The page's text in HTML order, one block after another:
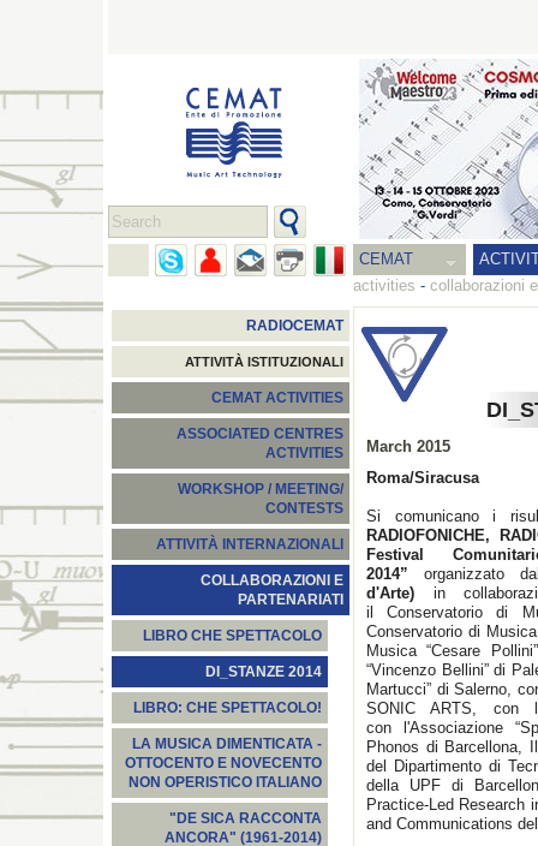
CEMAT
activities - collaborazioni
RADIOCEMAT
ATTIVITÀ ISTITUZIONALI
CEMAT ACTIVITIES
ASSOCIATED CENTRES
ACTIVITIES
WORKSHOP / MEETING/
CONTESTS
ATTIVITÀ INTERNAZIONALI
COLLABORAZIONI E
PARTENARIATI
LIBRO CHE SPETTACOLO
DI_STANZE 2014
LIBRO: CHE SPETTACOLO!
LA MUSICA DIMENTICATA -
OTTOCENTO E NOVECENTO
NON OPERISTICO ITALIANO
"DE SICA RACCONTA
ANCORA" (1961-2014)
March 2015
Roma/Siracusa
Si comunicano i
RADIOFONICHE,
Festival
2014” organizzato
d'Arte) in
il Conservatorio di
Conservatorio di
Musica “Cesare
“Vincenzo Bellini” di
Martucci” di Salerno,
SONIC ARTS, con
con l'Associazione
Phonos di Barcellona,
del Dipartimento di
della UPF di
Practice-Led Research
and Communications